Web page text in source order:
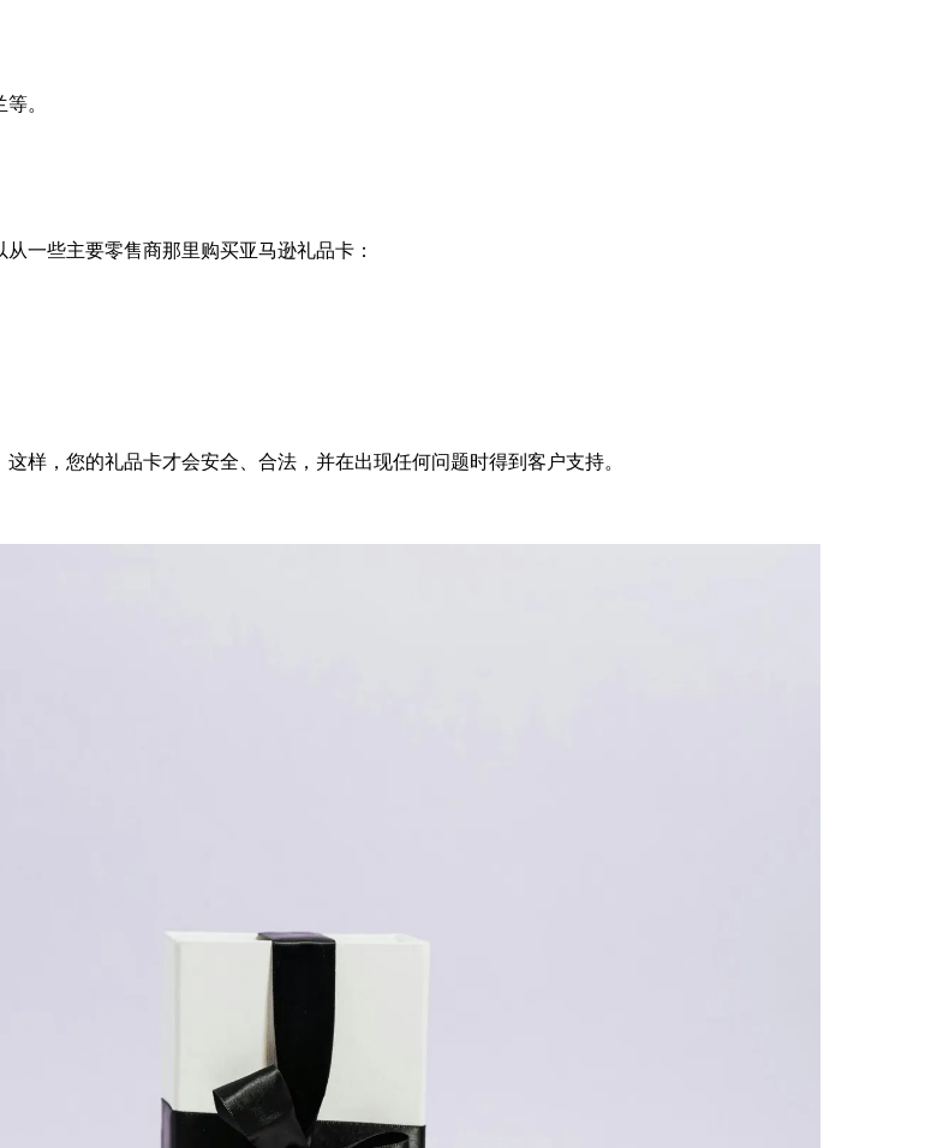
。
一些主要零售商那里购买亚马逊礼品卡：
样，您的礼品卡才会安全、合法，并在出现任何问题时得到客户支持。